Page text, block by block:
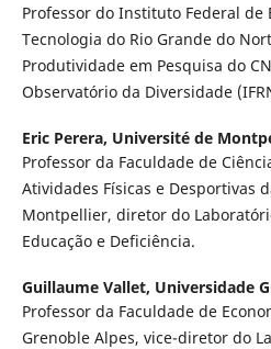
Professor do Instituto Federal de
Tecnologia do Rio Grande do
Produtividade em Pesquisa do
Observatório da Diversidade
Eric Perera, Université de
Professor da Faculdade de
Atividades Físicas e Desportivas
Montpellier, diretor do
Educação e Deficiência.
Guillaume Vallet, Universidade
Professor da Faculdade de
Grenoble Alpes, vice-diretor do